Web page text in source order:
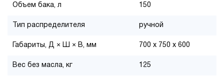
Объем бака, л 150
Тип распределителя ручной
Габариты, Д × Ш × В, мм 700 x 750 x 600
Вес без масла, кг 125